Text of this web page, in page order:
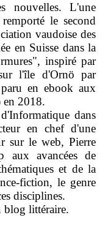
nouvelles. L'une
le second
vaudoise des
en Suisse dans la
inspiré par
l'île d'Ornö par
en ebook aux
en 2018.
dans
en chef d'une
sur le web, Pierre
aux avancées de
et de la
fiction, le genre
disciplines.
blog littéraire.